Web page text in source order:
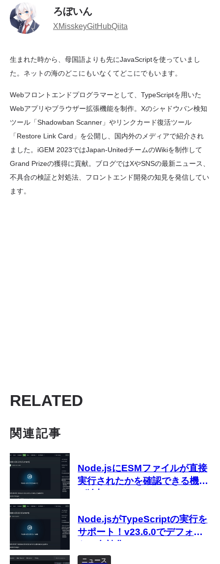
ろぼいん
XMisskeyGitHubQiita
生まれた時から、母国語よりも先にJavaScriptを使っていまし
た。ネットの海のどこにもいなくてどこにでもいます。
Webフロントエンドプログラマーとして、TypeScriptを用いた
Webアプリやブラウザー拡張機能を制作。Xのシャドウバン検知
ツール「Shadowban Scanner」やリンクカード復活ツール
「Restore Link Card」を公開し、国内外のメディアで紹介され
ました。iGEM 2023ではJapan-UnitedチームのWikiを制作して
Grand Prizeの獲得に貢献。ブログではXやSNSの最新ニュース、
不具合の検証と対処法、フロントエンド開発の知見を発信してい
ます。
RELATED
関連記事
Node.jsにESMファイルが直接
実行されたかを確認できる機能
Node.jsがTypeScriptの実行を
サポート！v23.6.0でデフォル
ニュース